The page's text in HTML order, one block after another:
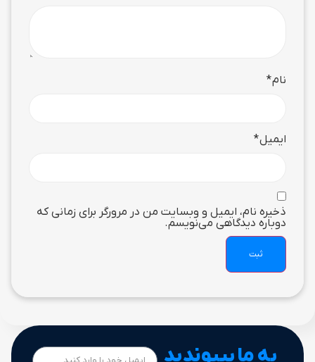
نام*
ایمیل*
ذخیره نام، ایمیل و وبسایت من در مرورگر برای زمانی که
دوباره دیدگاهی می‌نویسم.
به ما بپیوندید